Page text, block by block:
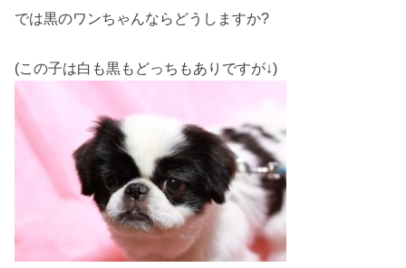
では黒のワンちゃんならどうしますか?
(この子は白も黒もどっちもありですが↓)